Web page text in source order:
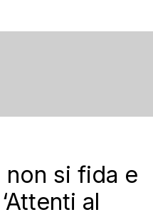
non si fida e
al